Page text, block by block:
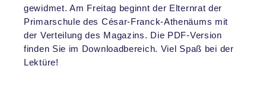
gewidmet. Am Freitag beginnt der Elternrat der
Primarschule des César-Franck-Athenäums mit
der Verteilung des Magazins. Die PDF-Version
finden Sie im Downloadbereich. Viel Spaß bei der
Lektüre!